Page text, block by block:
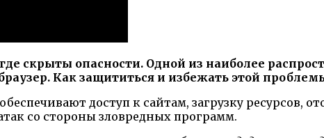
скрыты опасности. Одной из наиболее
Как защититься и избежать этой
доступ к сайтам, загрузку ресурсов,
со стороны зловредных программ.